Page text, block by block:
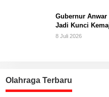
Gubernur
Jadi Kunci
8 Juli 2026
Olahraga Terbaru